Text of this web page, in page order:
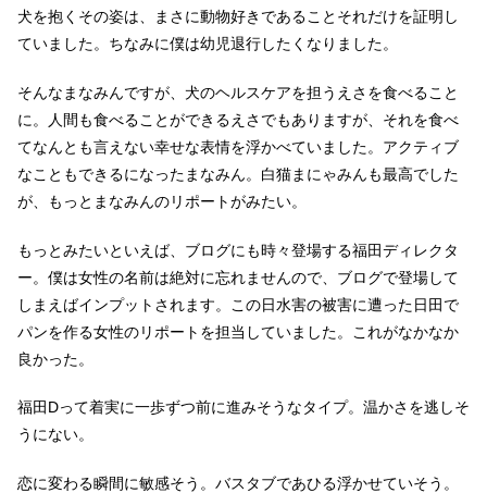
犬を抱くその姿は、まさに動物好きであることそれだけを証明し
ていました。ちなみに僕は幼児退行したくなりました。
そんなまなみんですが、犬のヘルスケアを担うえさを食べること
に。人間も食べることができるえさでもありますが、それを食べ
てなんとも言えない幸せな表情を浮かべていました。アクティブ
なこともできるになったまなみん。白猫まにゃみんも最高でした
が、もっとまなみんのリポートがみたい。
もっとみたいといえば、ブログにも時々登場する福田ディレクタ
ー。僕は女性の名前は絶対に忘れませんので、ブログで登場して
しまえばインプットされます。この日水害の被害に遭った日田で
パンを作る女性のリポートを担当していました。これがなかなか
良かった。
福田Dって着実に一歩ずつ前に進みそうなタイプ。温かさを逃しそ
うにない。
恋に変わる瞬間に敏感そう。バスタブであひる浮かせていそう。